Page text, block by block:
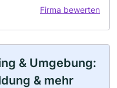
Firma bewerten
& Umgebung:
& mehr